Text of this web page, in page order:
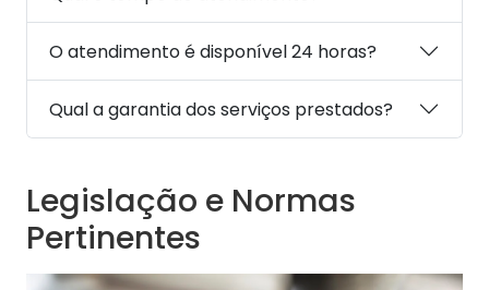
O atendimento é disponível 24 horas?
Qual a garantia dos serviços prestados?
Legislação e Normas
Pertinentes